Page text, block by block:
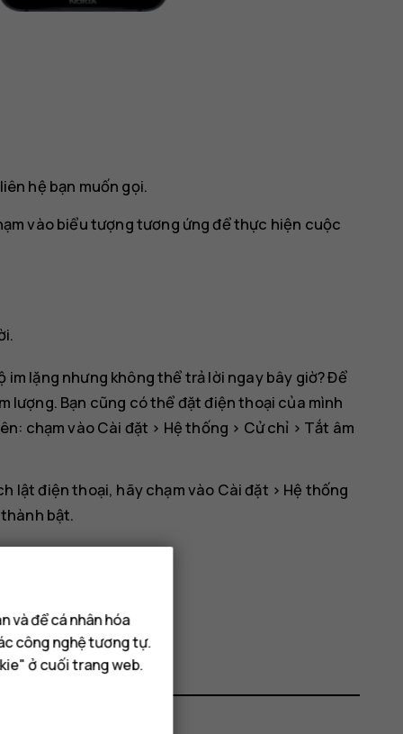
hệ bạn muốn gọi.
vào biểu tượng tương ứng để thực hiện cuộc
im lặng nhưng không thể trả lời ngay bây giờ? Để
lượng. Bạn cũng có thể đặt điện thoại của mình
chạm vàoCài đặt > Hệ thống > Cử chỉ > Tắt âm
lật điện thoại, hãy chạm vào Cài đặt > Hệ thống
bật.
và để cá nhân hóa
công nghệ tương tự.
ở cuối trang web.